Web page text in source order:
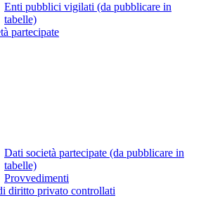
Enti pubblici vigilati (da pubblicare in
tabelle)
partecipate
Dati società partecipate (da pubblicare in
tabelle)
Provvedimenti
diritto privato controllati